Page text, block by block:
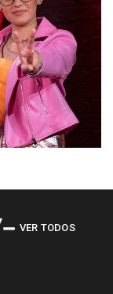
VER TODOS